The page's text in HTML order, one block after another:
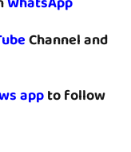
Channel and
appto follow